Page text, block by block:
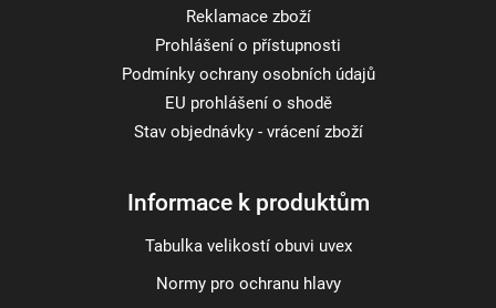
Reklamace zboží
Prohlášení o přístupnosti
Podmínky ochrany osobních údajů
EU prohlášení o shodě
Stav objednávky - vrácení zboží
Informace k produktům
Tabulka velikostí obuvi uvex
Normy pro ochranu hlavy